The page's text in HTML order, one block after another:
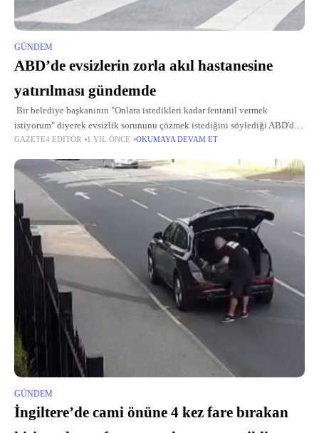
GÜNDEM
ABD’de evsizlerin zorla akıl hastanesine
yatırılması gündemde
Bir belediye başkanının "Onlara istedikleri kadar fentanil vermek
istiyorum" diyerek evsizlik sorununu çözmek istediğini söylediği ABD'de
Adalet Bakanlığı konuya dair çalışmalarını yoğunlaştırdı. Washington
GAZETE4 EDITÖR 1 YIL ÖNCE OKUMAYA DEVAM ET
GÜNDEM
İngiltere’de cami önüne 4 kez fare bırakan